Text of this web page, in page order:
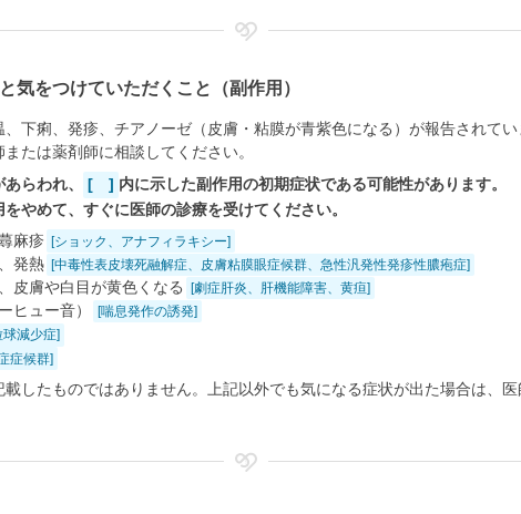
気をつけていただくこと（副作用）
下痢、発疹、チアノーゼ（皮膚・粘膜が青紫色になる）が報告されて
たは薬剤師に相談してください。
らわれ、
[ ] 内に示した副作用の初期症状である可能性があります。
やめて、すぐに医師の診療を受けてください。
麻疹 [ショック、アナフィラキシー]
発熱 [中毒性表皮壊死融解症、皮膚粘膜眼症候群、急性汎発性発疹性膿疱症]
皮膚や白目が黄色くなる [劇症肝炎、肝機能障害、黄疸]
ヒュー音） [喘息発作の誘発]
球減少症]
症候群]
したものではありません。上記以外でも気になる症状が出た場合は、